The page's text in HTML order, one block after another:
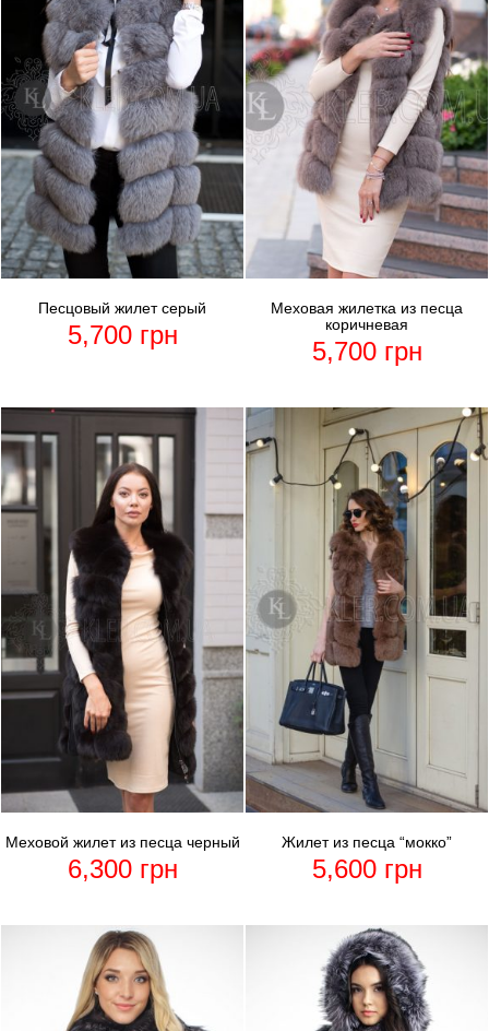
Меховая жилетка из песца
коричневая
5,700 грн
Песцовый жилет серый
5,700 грн
Жилет из песца “мокко”
5,600 грн
Меховой жилет из песца черный
6,300 грн